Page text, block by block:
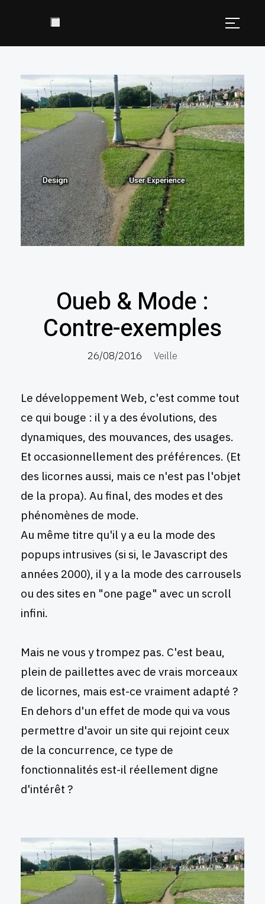
Oueb & Mode :
Contre-exemples
26/08/2016 Veille
Le développement Web, c'est comme tout
ce qui bouge : il y a des évolutions, des
dynamiques, des mouvances, des usages.
Et occasionnellement des préférences. (Et
des licornes aussi, mais ce n'est pas l'objet
de la propa). Au final, des modes et des
phénomènes de mode.
Au même titre qu'il y a eu la mode des
popups intrusives (si si, le Javascript des
années 2000), il y a la mode des carrousels
ou des sites en "one page" avec un scroll
infini.
Mais ne vous y trompez pas. C'est beau,
plein de paillettes avec de vrais morceaux
de licornes, mais est-ce vraiment adapté ?
En dehors d'un effet de mode qui va vous
permettre d'avoir un site qui rejoint ceux
de la concurrence, ce type de
fonctionnalités est-il réellement digne
d'intérêt ?